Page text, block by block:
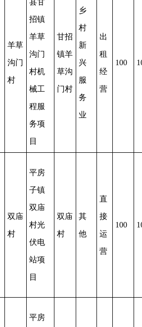
羊草
沟门
村
县甘
招镇
羊草
沟门
村机
械工
程服
务项
目
甘招
镇羊
草沟
门村
乡
村
新
兴
服
务
业
出
租
经
营
100
双庙
村
平房
子镇
双庙
村光
伏电
站项
目
双庙
村
其
他
直
接
运
营
100
平房